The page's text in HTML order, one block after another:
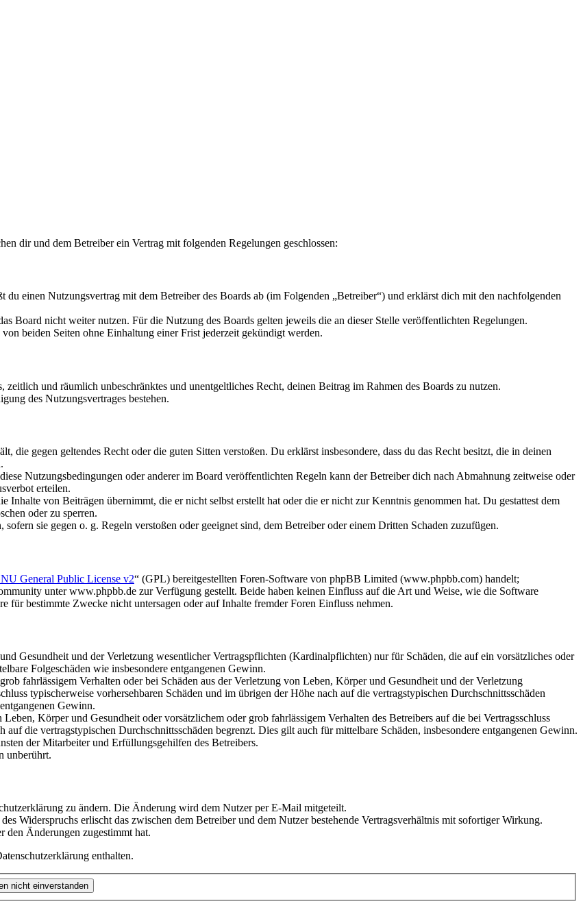
dir und dem Betreiber ein Vertrag mit folgenden Regelungen geschlossen:
einen Nutzungsvertrag mit dem Betreiber des Boards ab (im Folgenden „Betreiber“) und erklärst dich mit den nachfolgenden
Board nicht weiter nutzen. Für die Nutzung des Boards gelten jeweils die an dieser Stelle veröffentlichten Regelungen.
beiden Seiten ohne Einhaltung einer Frist jederzeit gekündigt werden.
und räumlich unbeschränktes und unentgeltliches Recht, deinen Beitrag im Rahmen des Boards zu nutzen.
des Nutzungsvertrages bestehen.
die gegen geltendes Recht oder die guten Sitten verstoßen. Du erklärst insbesondere, dass du das Recht besitzt, die in deinen
Nutzungsbedingungen oder anderer im Board veröffentlichten Regeln kann der Betreiber dich nach Abmahnung zeitweise oder
erteilen.
von Beiträgen übernimmt, die er nicht selbst erstellt hat oder die er nicht zur Kenntnis genommen hat. Du gestattest dem
oder zu sperren.
sie gegen o. g. Regeln verstoßen oder geeignet sind, dem Betreiber oder einem Dritten Schaden zuzufügen.
General Public License v2“ (GPL) bereitgestellten Foren-Software von phpBB Limited (www.phpbb.com) handelt;
unter www.phpbb.de zur Verfügung gestellt. Beide haben keinen Einfluss auf die Art und Weise, wie die Software
für bestimmte Zwecke nicht untersagen oder auf Inhalte fremder Foren Einfluss nehmen.
Gesundheit und der Verletzung wesentlicher Vertragspflichten (Kardinalpflichten) nur für Schäden, die auf ein vorsätzliches oder
Folgeschäden wie insbesondere entgangenen Gewinn.
fahrlässigem Verhalten oder bei Schäden aus der Verletzung von Leben, Körper und Gesundheit und der Verletzung
typischerweise vorhersehbaren Schäden und im übrigen der Höhe nach auf die vertragstypischen Durchschnittsschäden
Gewinn.
Körper und Gesundheit oder vorsätzlichem oder grob fahrlässigem Verhalten des Betreibers auf die bei Vertragsschluss
die vertragstypischen Durchschnittsschäden begrenzt. Dies gilt auch für mittelbare Schäden, insbesondere entgangenen Gewinn.
der Mitarbeiter und Erfüllungsgehilfen des Betreibers.
unberührt.
zu ändern. Die Änderung wird dem Nutzer per E-Mail mitgeteilt.
Widerspruchs erlischt das zwischen dem Betreiber und dem Nutzer bestehende Vertragsverhältnis mit sofortiger Wirkung.
den Änderungen zugestimmt hat.
enthalten.